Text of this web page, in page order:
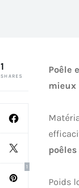
1
SHARES
1
Poêle
mieux
Poids